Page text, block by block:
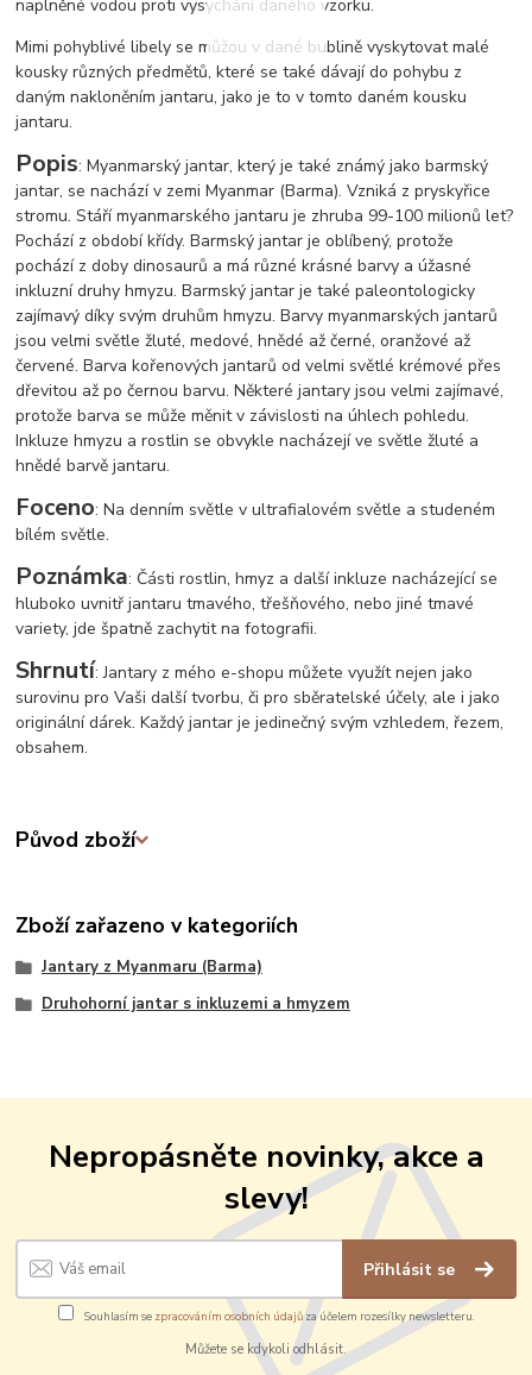
naplněné vodou proti vysychání daného vzorku.
Mimi pohyblivé libely se můžou v dané bublině vyskytovat malé
kousky různých předmětů, které se také dávají do pohybu z
daným nakloněním jantaru, jako je to v tomto daném kousku
jantaru.
Popis: Myanmarský jantar, který je také známý jako barmský
jantar, se nachází v zemi Myanmar (Barma). Vzniká z pryskyřice
stromu. Stáří myanmarského jantaru je zhruba 99-100 milionů let?
Pochází z období křídy. Barmský jantar je oblíbený, protože
pochází z doby dinosaurů a má různé krásné barvy a úžasné
inkluzní druhy hmyzu. Barmský jantar je také paleontologicky
zajímavý díky svým druhům hmyzu. Barvy myanmarských jantarů
jsou velmi světle žluté, medové, hnědé až černé, oranžové až
červené. Barva kořenových jantarů od velmi světlé krémové přes
dřevitou až po černou barvu. Některé jantary jsou velmi zajímavé,
protože barva se může měnit v závislosti na úhlech pohledu.
Inkluze hmyzu a rostlin se obvykle nacházejí ve světle žluté a
hnědé barvě jantaru.
Foceno: Na denním světle v ultrafialovém světle a studeném
bílém světle.
Poznámka: Části rostlin, hmyz a další inkluze nacházející se
hluboko uvnitř jantaru tmavého, třešňového, nebo jiné tmavé
variety, jde špatně zachytit na fotografii.
Shrnutí: Jantary z mého e-shopu můžete využít nejen jako
surovinu pro Vaši další tvorbu, či pro sběratelské účely, ale i jako
originální dárek. Každý jantar je jedinečný svým vzhledem, řezem,
obsahem.
Původ zboží
Zboží zařazeno v kategoriích
Jantary z Myanmaru (Barma)
Druhohorní jantar s inkluzemi a hmyzem
Nepropásněte novinky, akce a
slevy!
Přihlásit se
Souhlasím se zpracováním osobních údajůza účelem rozesílky newsletteru.
Můžete se kdykoli odhlásit.